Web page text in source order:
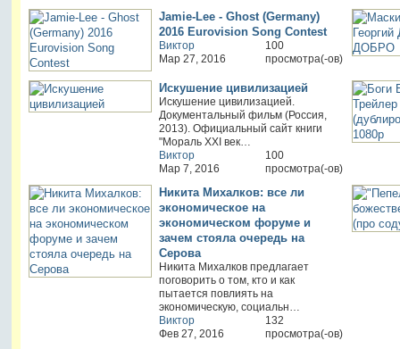
Jamie-Lee - Ghost (Germany)
2016 Eurovision Song Contest
Виктор
Мар 27, 2016
100
просмотра(-ов)
Искушение цивилизацией
Искушение цивилизацией.
Документальный фильм (Россия,
2013). Официальный сайт книги
"Мораль XXI век…
Виктор
Мар 7, 2016
100
просмотра(-ов)
Никита Михалков: все ли
экономическое на
экономическом форуме и
зачем стояла очередь на
Серова
Никита Михалков предлагает
поговорить о том, кто и как
пытается повлиять на
экономическую, социальн…
Виктор
Фев 27, 2016
132
просмотра(-ов)